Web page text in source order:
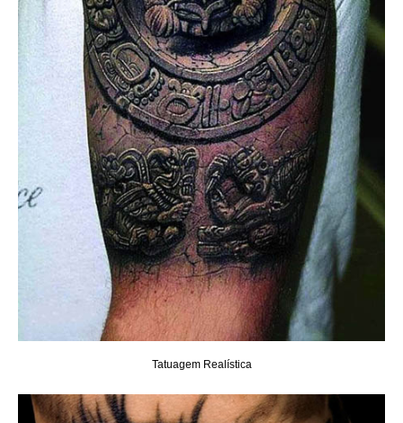
Tatuagem Realística